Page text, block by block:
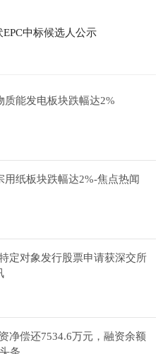
中标候选人公示
质能发电板块跌幅达2%
用纸板块跌幅达2%-焦点热闻
定对象发行股票申请获深交所
净偿还7534.6万元，融资余额